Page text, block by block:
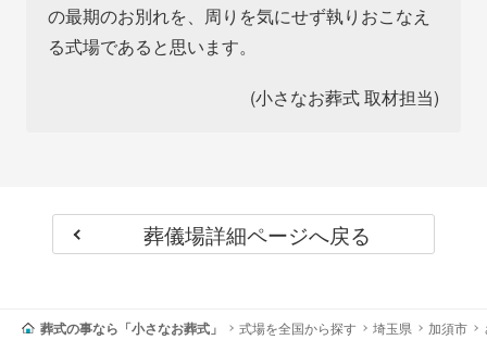
の最期のお別れを、周りを気にせず執りおこなえ
る式場であると思います。
(小さなお葬式 取材担当)
葬儀場詳細ページへ戻る
葬式の事なら「小さなお葬式」 式場を全国から探す 埼玉県 加須市